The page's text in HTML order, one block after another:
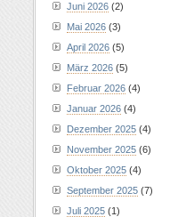
Juni 2026 (2)
Mai 2026 (3)
April 2026 (5)
März 2026 (5)
Februar 2026 (4)
Januar 2026 (4)
Dezember 2025 (4)
November 2025 (6)
Oktober 2025 (4)
September 2025 (7)
Juli 2025 (1)